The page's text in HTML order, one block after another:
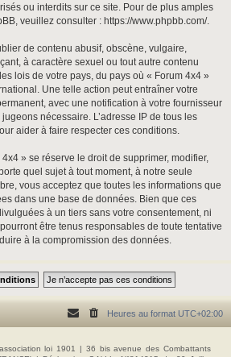
ou interdits sur ce site. Pour de plus amples
veuillez consulter : https://www.phpbb.com/.
de contenu abusif, obscène, vulgaire,
à caractère sexuel ou tout autre contenu
lois de votre pays, du pays où « Forum 4x4 »
Une telle action peut entraîner votre
avec une notification à votre fournisseur
nécessaire. L’adresse IP de tous les
aider à faire respecter ces conditions.
» se réserve le droit de supprimer, modifier,
quel sujet à tout moment, à notre seule
vous acceptez que toutes les informations que
dans une base de données. Bien que ces
à un tiers sans votre consentement, ni
être tenus responsables de toute tentative
à la compromission des données.
Heures au format UTC+02:00
loi 1901 | 36 bis avenue des Combattants